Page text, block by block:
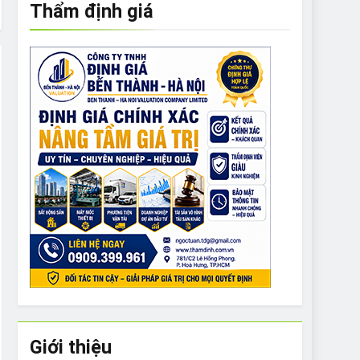
to What Bulldogs Can (and can’t) Eat
Run Long Distances?
Do I Need to Groom My Bulldog
Thẩm định giá
Giới thiệu